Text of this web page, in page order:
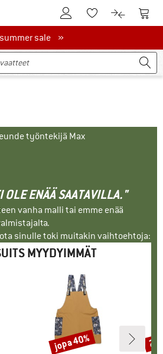
Tästä asiakastililleTästä toivelistalle.
Tästä
sale
summer sale »
työntekijä Max
OLE ENÄÄ SAATAVILLA."
vanha malli tai emme enää
sinulle toki muitakin vaihtoehtoja:
MYYDYIMMÄT
Alennus
jopa 40%